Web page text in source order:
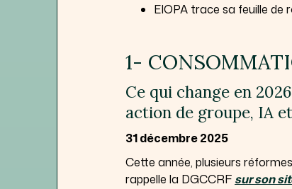
EIOPA trace sa feuille de
1-
Ce qui change en
action de groupe, IA
31 décembre 2025
Cette année, plusieurs
rappelle la DGCCRF sur son